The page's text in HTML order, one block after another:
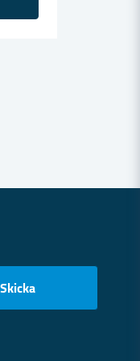
Skicka